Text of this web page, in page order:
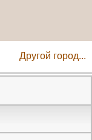
Другой город...